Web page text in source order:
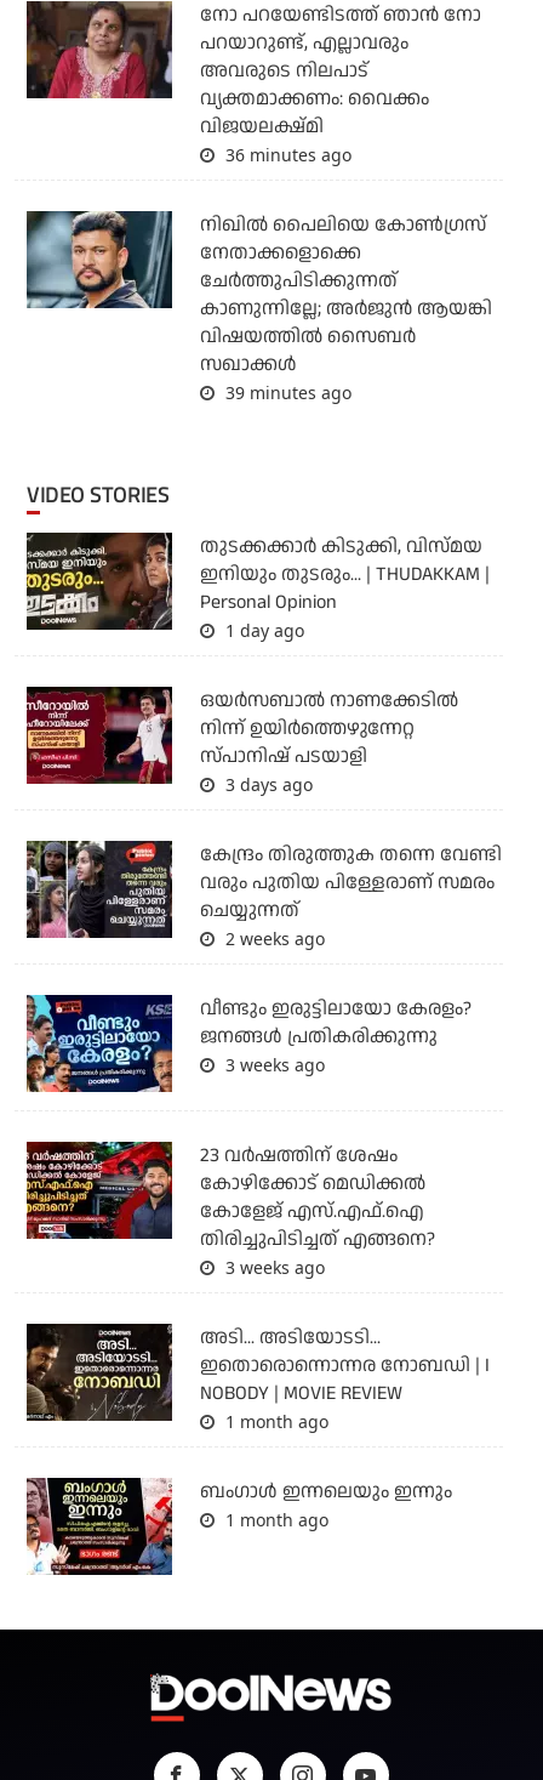
നോ പറയേണ്ടിടത്ത് ഞാൻ നോ
പറയാറുണ്ട്, എല്ലാവരും
അവരുടെ നിലപാട്
വ്യക്തമാക്കണം: വൈക്കം
വിജയലക്ഷ്മി
36 minutes ago
നിഖില്‍ പൈലിയെ കോണ്‍ഗ്രസ്
നേതാക്കളൊക്കെ
ചേര്‍ത്തുപിടിക്കുന്നത്
കാണുന്നില്ലേ; അര്‍ജുന്‍ ആയങ്കി
വിഷയത്തില്‍ സൈബര്‍
സഖാക്കള്‍
39 minutes ago
VIDEO STORIES
തുടക്കക്കാര്‍ കിടുക്കി, വിസ്മയ
ഇനിയും തുടരും... | THUDAKKAM |
Personal Opinion
1 day ago
ഒയര്‍സബാൽ നാണക്കേടിൽ
നിന്ന് ഉയിർത്തെഴുന്നേറ്റ
സ്പാനിഷ് പടയാളി
3 days ago
കേന്ദ്രം തിരുത്തുക തന്നെ വേണ്ടി
വരും പുതിയ പിള്ളേരാണ് സമരം
ചെയ്യുന്നത്
2 weeks ago
വീണ്ടും ഇരുട്ടിലായോ കേരളം?
ജനങ്ങൾ പ്രതികരിക്കുന്നു
3 weeks ago
23 വർഷത്തിന് ശേഷം
കോഴിക്കോട് മെഡിക്കൽ
കോളേജ് എസ്.എഫ്.ഐ
തിരിച്ചുപിടിച്ചത് എങ്ങനെ?
3 weeks ago
അടി... അടിയോടടി...
ഇതൊരൊന്നൊന്നര നോബഡി | I
NOBODY | MOVIE REVIEW
1 month ago
ബംഗാള്‍ ഇന്നലെയും ഇന്നും
1 month ago